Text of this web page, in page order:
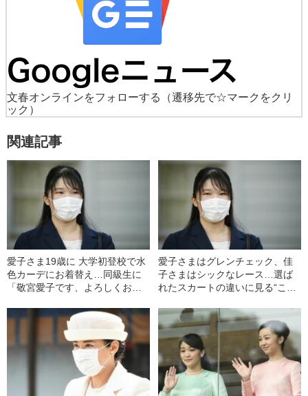
文春オンラインをフォローする
（遷移先で☆マークをクリ
ック）
関連記事
愛子さま19歳に 大学初登校で水
色カーデにお着替え…同級生に
「敬宮愛子です、よろしくお願
愛子さまはグレンチェック、佳
子さまはシックなレース…選ば
れたスカートの違いに見る“こだ